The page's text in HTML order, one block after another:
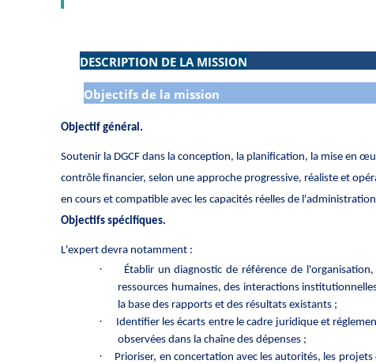
DESCRIPTION DE LA MISSION
Objectifs de la mission
Objectif général.
Soutenir la DGCF dans la conception, la planification, la mise en
contrôle financier, selon une approche progressive, réaliste et
en cours et compatible avec les capacités réelles de
Objectifs spécifiques.
L'expert devra notamment :
·
Établir un diagnostic de référence de
ressources humaines, des interactions
la base des rapports et des résultats existants ;
·
Identifier les écarts entre le cadre juridique et
observées dans la chaîne des dépenses ;
·
Prioriser, en concertation avec les autorités, les